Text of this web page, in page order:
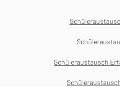
Schüleraustausch